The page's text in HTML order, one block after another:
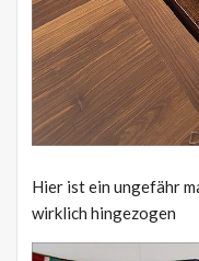
Hier ist ein ungefähr
wirklich hingezogen